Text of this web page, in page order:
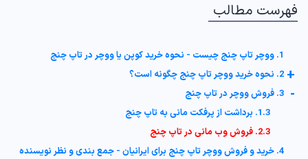
فهرست مطالب
1. ووچر تاپ چنج چیست - نحوه خرید کوپن یا ووچر در تاپ چنج
2. نحوه خرید ووچر تاپ چنج چگونه است؟ +
3. فروش ووچر در تاپ چنج -
1.3. برداشت از پرفکت مانی به تاپ چنج
2.3. فروش وب مانی در تاپ چنج
4. خرید و فروش ووچر تاپ چنج برای ایرانیان - جمع بندی و نظر نویسنده